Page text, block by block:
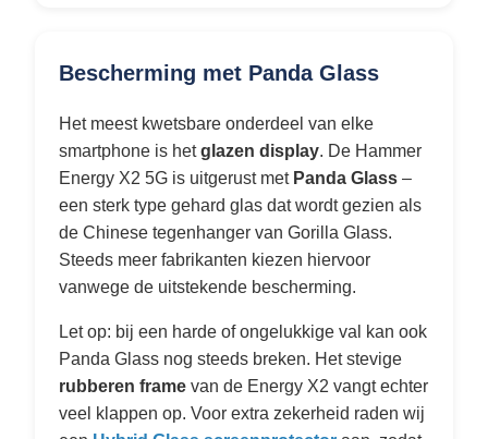
Bescherming met Panda Glass
Het meest kwetsbare onderdeel van elke
smartphone is hetglazen display. De Hammer
Energy X2 5G is uitgerust met Panda Glass –
een sterk type gehard glas dat wordt gezien als
de Chinese tegenhanger van Gorilla Glass.
Steeds meer fabrikanten kiezen hiervoor
vanwege de uitstekende bescherming.
Let op: bij een harde of ongelukkige val kan ook
Panda Glass nog steeds breken. Het stevige
rubberen frame van de Energy X2 vangt echter
veel klappen op. Voor extra zekerheid raden wij